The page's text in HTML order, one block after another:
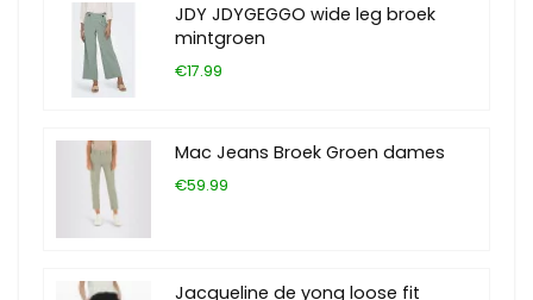
JDY JDYGEGGO wide leg broek
mintgroen
€17.99
Mac Jeans Broek Groen dames
€59.99
Jacqueline de yong loose fit